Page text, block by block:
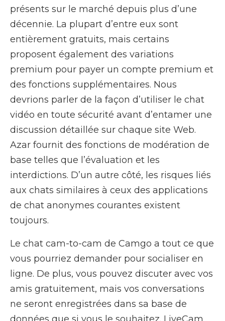
présents sur le marché depuis plus d’une
décennie. La plupart d’entre eux sont
entièrement gratuits, mais certains
proposent également des variations
premium pour payer un compte premium et
des fonctions supplémentaires. Nous
devrions parler de la façon d’utiliser le chat
vidéo en toute sécurité avant d’entamer une
discussion détaillée sur chaque site Web.
Azar fournit des fonctions de modération de
base telles que l’évaluation et les
interdictions. D’un autre côté, les risques liés
aux chats similaires à ceux des applications
de chat anonymes courantes existent
toujours.
Le chat cam-to-cam de Camgo a tout ce que
vous pourriez demander pour socialiser en
ligne. De plus, vous pouvez discuter avec vos
amis gratuitement, mais vos conversations
ne seront enregistrées dans sa base de